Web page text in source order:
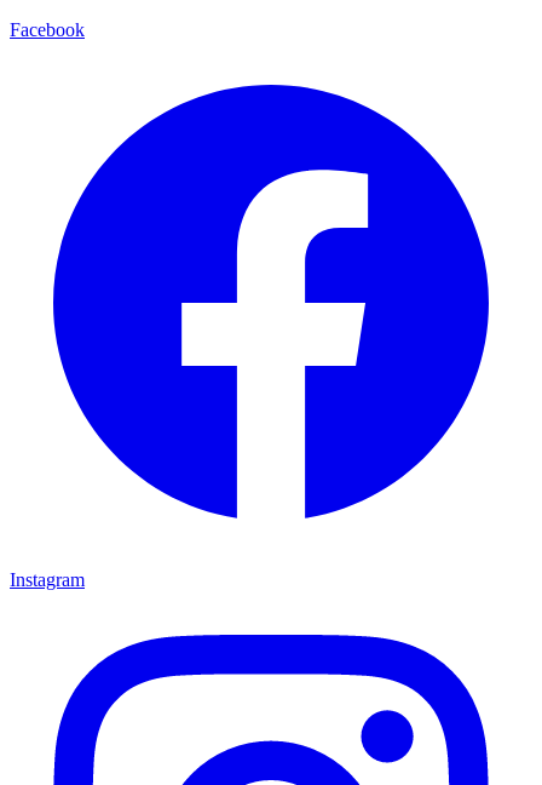
Facebook
Instagram